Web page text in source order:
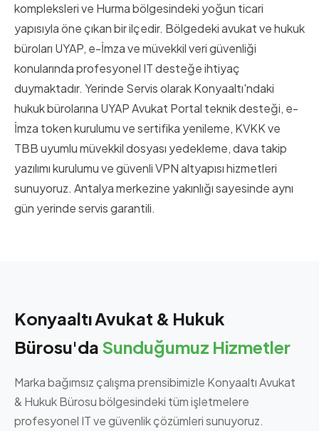
kompleksleri ve Hurma bölgesindeki yoğun ticari
yapısıyla öne çıkan bir ilçedir. Bölgedeki avukat ve hukuk
büroları UYAP, e-İmza ve müvekkil veri güvenliği
konularında profesyonel IT desteğe ihtiyaç
duymaktadır. Yerinde Servis olarak Konyaaltı'ndaki
hukuk bürolarına UYAP Avukat Portal teknik desteği, e-
İmza token kurulumu ve sertifika yenileme, KVKK ve
TBB uyumlu müvekkil dosyası yedekleme, dava takip
yazılımı kurulumu ve güvenli VPN altyapısı hizmetleri
sunuyoruz. Antalya merkezine yakınlığı sayesinde aynı
gün yerinde servis garantili.
Konyaaltı Avukat & Hukuk
Bürosu'da Sunduğumuz Hizmetler
Marka bağımsız çalışma prensibimizle Konyaaltı Avukat
& Hukuk Bürosu bölgesindeki tüm işletmelere
profesyonel IT ve güvenlik çözümleri sunuyoruz.